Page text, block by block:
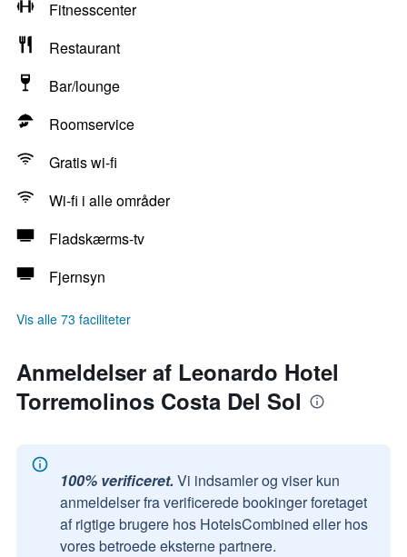
Fitnesscenter
Restaurant
Bar/lounge
Roomservice
Gratis wi-fi
Wi-fi i alle områder
Fladskærms-tv
Fjernsyn
Vis alle 73 faciliteter
Anmeldelser af Leonardo Hotel
Torremolinos Costa Del Sol
100% verificeret. Vi indsamler og viser kun
anmeldelser fra verificerede bookinger foretaget
af rigtige brugere hos HotelsCombined eller hos
vores betroede eksterne partnere.